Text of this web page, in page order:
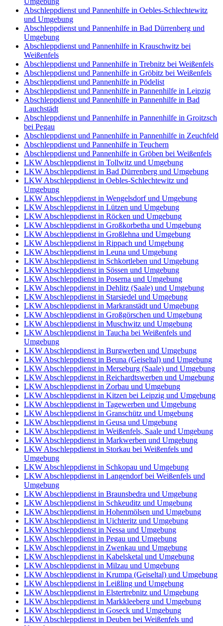
Abschleppdienst und Pannenhilfe in Oebles-Schlechtewitz
und Umgebung
Abschleppdienst und Pannenhilfe in Bad Dürrenberg und
Umgebung
Abschleppdienst und Pannenhilfe in Krauschwitz bei
Weißenfels
Abschleppdienst und Pannenhilfe in Trebnitz bei Weißenfels
Abschleppdienst und Pannenhilfe in Gröbitz bei Weißenfels
Abschleppdienst und Pannenhilfe in Pödelist
Abschleppdienst und Pannenhilfe in Pannenhilfe in Leipzig
Abschleppdienst und Pannenhilfe in Pannenhilfe in Bad
Lauchstädt
Abschleppdienst und Pannenhilfe in Pannenhilfe in Groitzsch
bei Pegau
Abschleppdienst und Pannenhilfe in Pannenhilfe in Zeuchfeld
Abschleppdienst und Pannenhilfe in Teuchern
Abschleppdienst und Pannenhilfe in Gröben bei Weißenfels
LKW Abschleppdienst in Tollwitz und Umgebung
LKW Abschleppdienst in Bad Dürrenberg und Umgebung
LKW Abschleppdienst in Oebles-Schlechtewitz und
Umgebung
LKW Abschleppdienst in Wengelsdorf und Umgebung
LKW Abschleppdienst in Lützen und Umgebung
LKW Abschleppdienst in Röcken und Umgebung
LKW Abschleppdienst in Großkorbetha und Umgebung
LKW Abschleppdienst in Großlehna und Umgebung
LKW Abschleppdienst in Rippach und Umgebung
LKW Abschleppdienst in Leuna und Umgebung
LKW Abschleppdienst in Schkortleben und Umgebung
LKW Abschleppdienst in Sössen und Umgebung
LKW Abschleppdienst in Poserna und Umgebung
LKW Abschleppdienst in Dehlitz (Saale) und Umgebung
LKW Abschleppdienst in Starsiedel und Umgebung
LKW Abschleppdienst in Markranstädt und Umgebung
LKW Abschleppdienst in Großgörschen und Umgebung
LKW Abschleppdienst in Muschwitz und Umgebung
LKW Abschleppdienst in Taucha bei Weißenfels und
Umgebung
LKW Abschleppdienst in Burgwerben und Umgebung
LKW Abschleppdienst in Beuna (Geiseltal) und Umgebung
LKW Abschleppdienst in Merseburg (Saale) und Umgebung
LKW Abschleppdienst in Reichardtswerben und Umgebung
LKW Abschleppdienst in Zorbau und Umgebung
LKW Abschleppdienst in Kitzen bei Leipzig und Umgebung
LKW Abschleppdienst in Tagewerben und Umgebung
LKW Abschleppdienst in Granschütz und Umgebung
LKW Abschleppdienst in Geusa und Umgebung
LKW Abschleppdienst in Weißenfels, Saale und Umgebung
LKW Abschleppdienst in Markwerben und Umgebung
LKW Abschleppdienst in Storkau bei Weißenfels und
Umgebung
LKW Abschleppdienst in Schkopau und Umgebung
LKW Abschleppdienst in Langendorf bei Weißenfels und
Umgebung
LKW Abschleppdienst in Braunsbedra und Umgebung
LKW Abschleppdienst in Schkeuditz und Umgebung
LKW Abschleppdienst in Hohenmölsen und Umgebung
LKW Abschleppdienst in Uichteritz und Umgebung
LKW Abschleppdienst in Nessa und Umgebung
LKW Abschleppdienst in Pegau und Umgebung
LKW Abschleppdienst in Zwenkau und Umgebung
LKW Abschleppdienst in Kabelsketal und Umgebung
LKW Abschleppdienst in Milzau und Umgebung
LKW Abschleppdienst in Krumpa (Geiseltal) und Umgebung
LKW Abschleppdienst in Leißling und Umgebung
LKW Abschleppdienst in Elstertrebnitz und Umgebung
LKW Abschleppdienst in Markkleeberg und Umgebung
LKW Abschleppdienst in Goseck und Umgebung
LKW Abschleppdienst in Deuben bei Weißenfels und